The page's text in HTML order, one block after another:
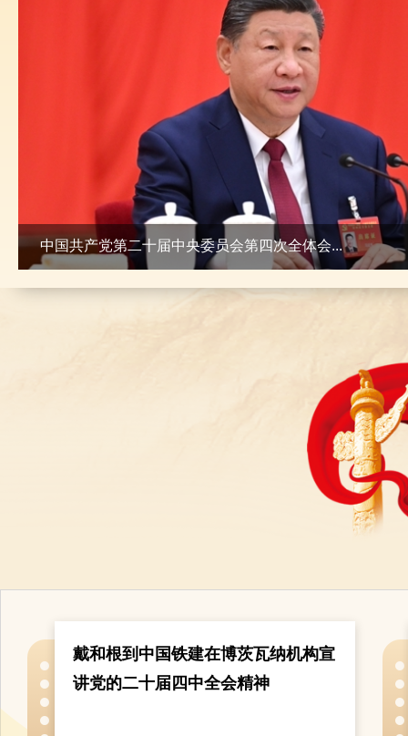
中国共产党第二十届中央委员会第四次全体会...
戴和根到中国铁建在博茨瓦纳机构宣
讲党的二十届四中全会精神